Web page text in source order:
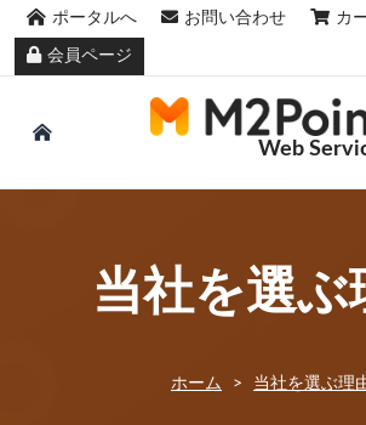
ポータルへ お問い合わせ カ
会員ページ
Web
当社を選ぶ
ホーム > 当社を選ぶ理